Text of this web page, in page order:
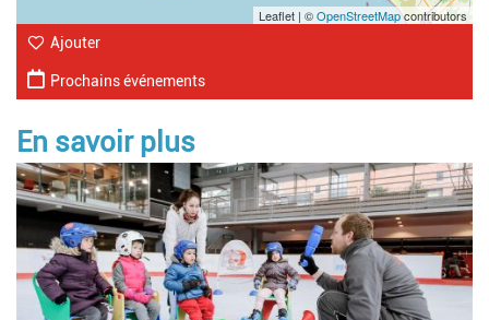
Leaflet | ©OpenStreetMapcontributors
Ajouter
Prochains événements
En savoir plus